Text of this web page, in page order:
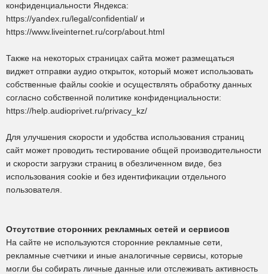
конфиденциальности Яндекса:
https://yandex.ru/legal/confidential/ и
https://www.liveinternet.ru/corp/about.html
Также на некоторых страницах сайта может размещаться
виджет отправки аудио открыток, который может использовать
собственные файлы cookie и осуществлять обработку данных
согласно собственной политике конфиденциальности:
https://help.audioprivet.ru/privacy_kz/
Для улучшения скорости и удобства использования страниц
сайт может проводить тестирование общей производительности
и скорости загрузки страниц в обезличенном виде, без
использования cookie и без идентификации отдельного
пользователя.
Отсутствие сторонних рекламных сетей и сервисов
На сайте не используются сторонние рекламные сети,
рекламные счетчики и иные аналогичные сервисы, которые
могли бы собирать личные данные или отслеживать активность